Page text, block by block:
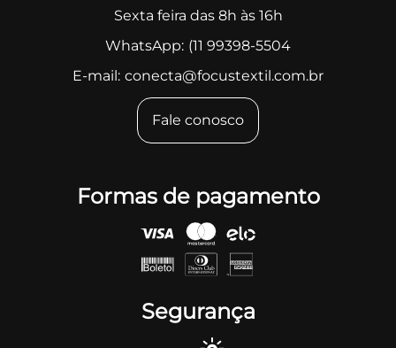
Sexta feira das 8h às 16h
WhatsApp: (11 99398-5504
E-mail: conecta@focustextil.com.br
Fale conosco
Formas de pagamento
Segurança